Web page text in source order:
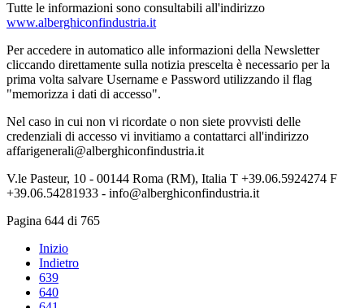
Tutte le informazioni sono consultabili all'indirizzo
www.alberghiconfindustria.it
Per accedere in automatico alle informazioni della Newsletter
cliccando direttamente sulla notizia prescelta è necessario per la
prima volta salvare Username e Password utilizzando il flag
"memorizza i dati di accesso".
Nel caso in cui non vi ricordate o non siete provvisti delle
credenziali di accesso vi invitiamo a contattarci all'indirizzo
affarigenerali@alberghiconfindustria.it
V.le Pasteur, 10 - 00144 Roma (RM), Italia T +39.06.5924274 F
+39.06.54281933 - info@alberghiconfindustria.it
Pagina 644 di 765
Inizio
Indietro
639
640